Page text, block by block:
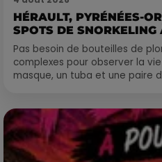
HÉRAULT, PYRÉNÉES-
SPOTS DE SNORKELING
Pas besoin de bouteilles de
complexes pour observer la
masque, un tuba et une paire